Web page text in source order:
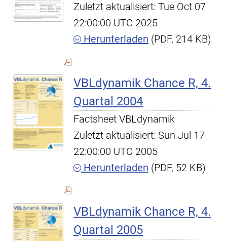
Zuletzt aktualisiert: Tue Oct 07
22:00:00 UTC 2025
Herunterladen (PDF, 214 KB)
VBLdynamik Chance R, 4.
Quartal 2004
Factsheet VBLdynamik
Zuletzt aktualisiert: Sun Jul 17
22:00:00 UTC 2005
Herunterladen (PDF, 52 KB)
VBLdynamik Chance R, 4.
Quartal 2005